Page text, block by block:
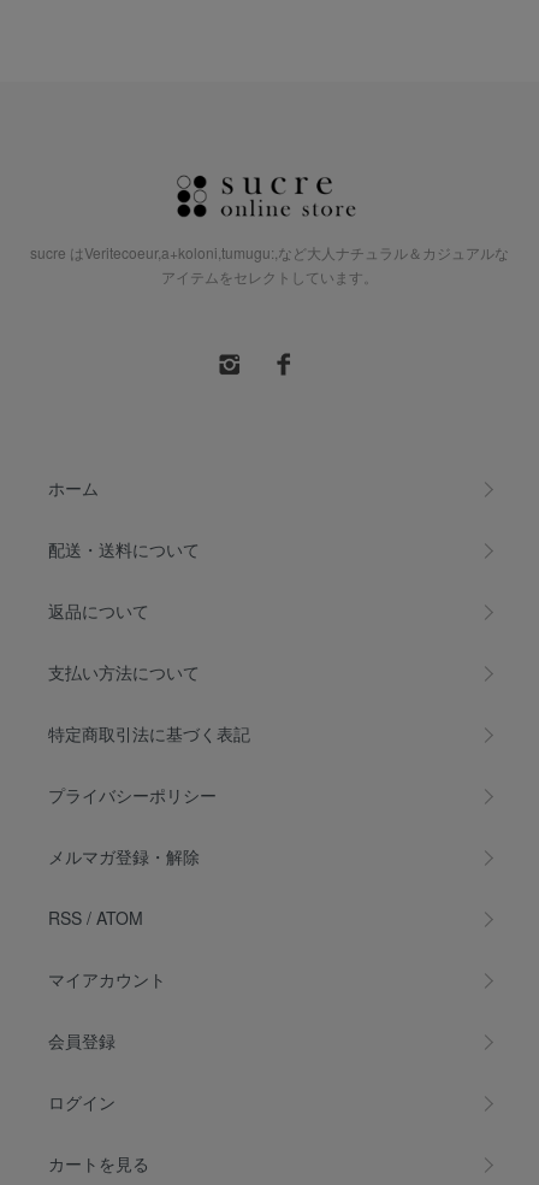
sucre はVeritecoeur,a+koloni,tumugu:,など大人ナチュラル＆カジュアルな
アイテムをセレクトしています。
ホーム
配送・送料について
返品について
支払い方法について
特定商取引法に基づく表記
プライバシーポリシー
メルマガ登録・解除
RSS / ATOM
マイアカウント
会員登録
ログイン
カートを見る